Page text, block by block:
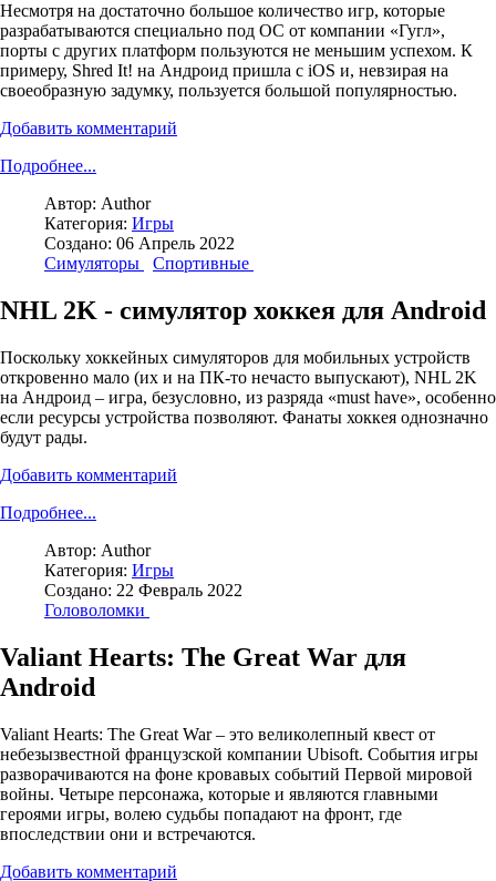
Несмотря на достаточно большое количество игр, которые
разрабатываются специально под ОС от компании «Гугл»,
порты с других платформ пользуются не меньшим успехом. К
примеру, Shred It! на Андроид пришла с iOS и, невзирая на
своеобразную задумку, пользуется большой популярностью.
Добавить комментарий
Подробнее...
Автор: Author
Категория: Игры
Создано: 06 Апрель 2022
Симуляторы
Спортивные
NHL 2K - симулятор хоккея для Android
Поскольку хоккейных симуляторов для мобильных устройств
откровенно мало (их и на ПК-то нечасто выпускают), NHL 2K
на Андроид – игра, безусловно, из разряда «must have», особенно
если ресурсы устройства позволяют. Фанаты хоккея однозначно
будут рады.
Добавить комментарий
Подробнее...
Автор: Author
Категория: Игры
Создано: 22 Февраль 2022
Головоломки
Valiant Hearts: The Great War для
Android
Valiant Hearts: The Great War – это великолепный квест от
небезызвестной французской компании Ubisoft. События игры
разворачиваются на фоне кровавых событий Первой мировой
войны. Четыре персонажа, которые и являются главными
героями игры, волею судьбы попадают на фронт, где
впоследствии они и встречаются.
Добавить комментарий